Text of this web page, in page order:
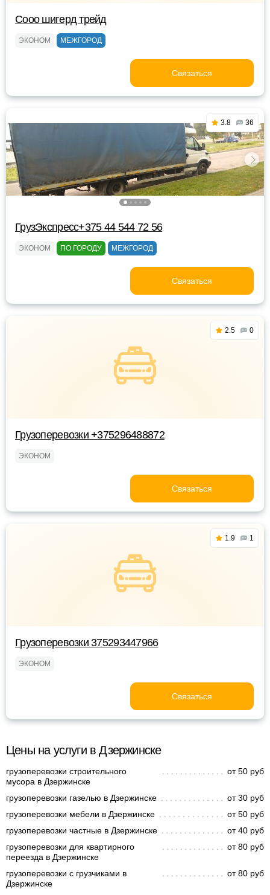
Сооо шигерд трейд
ЭКОНОМ МЕЖГОРОД
Связаться
3.8 36
ГрузЭкспресс+375 44 544 72 56
ЭКОНОМ ПО ГОРОДУ МЕЖГОРОД
Связаться
2.5 0
Грузоперевозки +375296488872
ЭКОНОМ
Связаться
1.9 1
Грузоперевозки 375293447966
ЭКОНОМ
Связаться
Цены на услуги в Дзержинске
грузоперевозки строительного
мусора в Дзержинске
от 50 руб
грузоперевозки газелью в Дзержинске
от 30 руб
грузоперевозки мебели в Дзержинске
от 50 руб
грузоперевозки частные в Дзержинске
от 40 руб
грузоперевозки для квартирного
переезда в Дзержинске
от 80 руб
грузоперевозки с грузчиками в
Дзержинске
от 80 руб